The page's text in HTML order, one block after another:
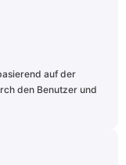
auf der
den Benutzer und